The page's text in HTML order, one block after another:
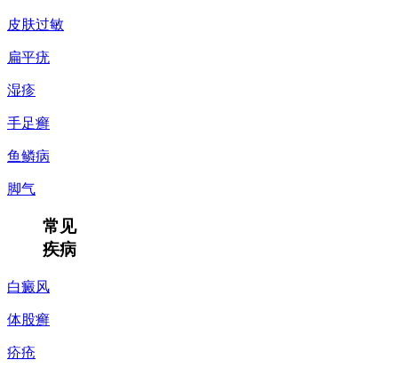
皮肤过敏
扁平疣
湿疹
手足癣
鱼鳞病
脚气
常见
疾病
白癜风
体股癣
疥疮